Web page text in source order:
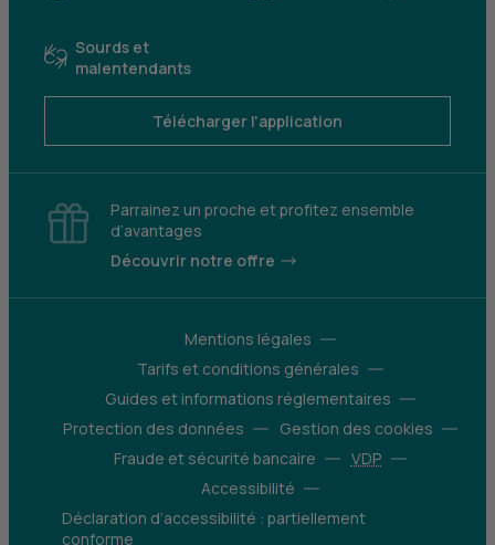
Sourds et
malentendants
Télécharger l'application
Parrainez un proche et profitez ensemble
d’avantages
Découvrir notre offre
Mentions légales
Tarifs et conditions générales
Guides et informations réglementaires
Protection des données
Gestion des cookies
Fraude et sécurité bancaire
VDP
Accessibilité
Déclaration d’accessibilité : partiellement
conforme